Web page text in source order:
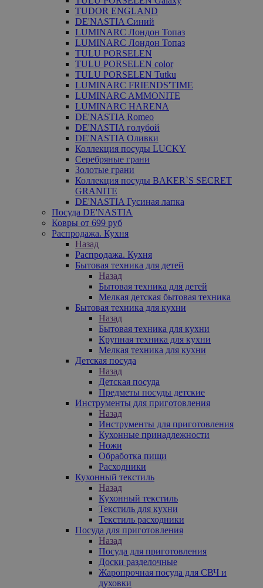
TUDOR ENGLAND
DE'NASTIA Синий
LUMINARC Лондон Топаз
LUMINARC Лондон Топаз
TULU PORSELEN
TULU PORSELEN color
TULU PORSELEN Tutku
LUMINARC FRIENDS'TIME
LUMINARC AMMONITE
LUMINARC HARENA
DE'NASTIA Romeo
DE'NASTIA голубой
DE'NASTIA Оливки
Коллекция посуды LUCKY
Серебряные грани
Золотые грани
Коллекция посуды BAKER`S SECRET
GRANITE
DE'NASTIA Гусиная лапка
Посуда DE'NASTIA
Ковры от 699 руб
Распродажа. Кухня
Назад
Распродажа. Кухня
Бытовая техника для детей
Назад
Бытовая техника для детей
Мелкая детская бытовая техника
Бытовая техника для кухни
Назад
Бытовая техника для кухни
Крупная техника для кухни
Мелкая техника для кухни
Детская посуда
Назад
Детская посуда
Предметы посуды детские
Инструменты для приготовления
Назад
Инструменты для приготовления
Кухонные принадлежности
Ножи
Обработка пищи
Расходники
Кухонный текстиль
Назад
Кухонный текстиль
Текстиль для кухни
Текстиль расходники
Посуда для приготовления
Назад
Посуда для приготовления
Доски разделочные
Жаропрочная посуда для СВЧ и
духовки